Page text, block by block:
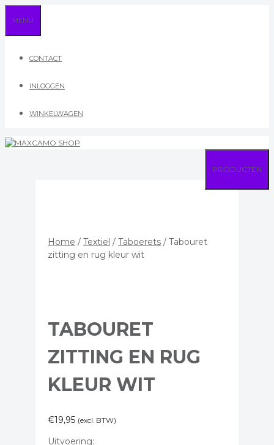
naar
de
MENU
CONTACT
INLOGGEN
WINKELWAGEN
PRODUCTEN
Home / Textiel / Taboerets / Tabouret
zitting en rug kleur wit
TABOURET
ZITTING EN RUG
KLEUR WIT
€19,95 (excl. BTW)
Uitvoering: